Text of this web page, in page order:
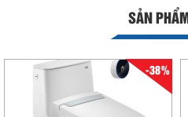
SẢN
-38%